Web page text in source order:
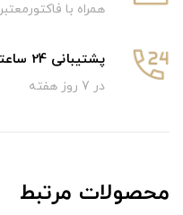
همراه با فاکتورمعتبر
پشتیبانی 24 ساعته
در 7 روز هفته
محصولات مرتبط